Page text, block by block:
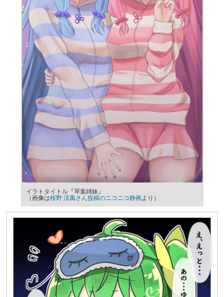
イラトタイトル『琴葉姉妹』
（画像は桜野 涼風さん投稿のニコニコ静画より）